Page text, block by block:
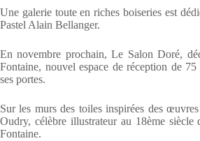
Une galerie toute en riches boiseries est
Pastel Alain Bellanger.
En novembre prochain, Le Salon Doré,
Fontaine, nouvel espace de réception de
ses portes.
Sur les murs des toiles inspirées des
Oudry, célèbre illustrateur au 18ème siècle
Fontaine.